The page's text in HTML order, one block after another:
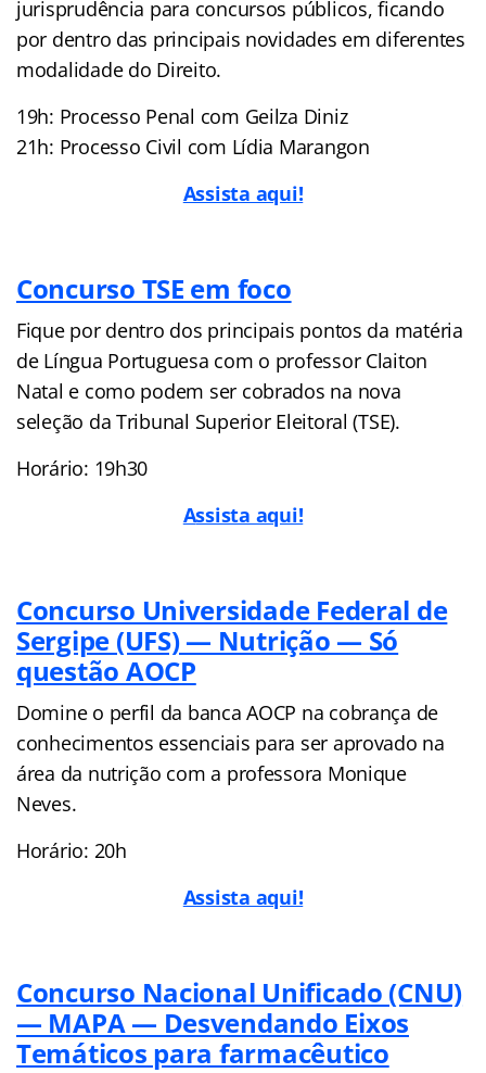
jurisprudência para concursos públicos, ficando
por dentro das principais novidades em diferentes
modalidade do Direito.
19h: Processo Penal com Geilza Diniz
21h: Processo Civil com Lídia Marangon
Assista aqui!
Concurso TSE em foco
Fique por dentro dos principais pontos da matéria
de Língua Portuguesa com o professor Claiton
Natal e como podem ser cobrados na nova
seleção da Tribunal Superior Eleitoral (TSE).
Horário: 19h30
Assista aqui!
Concurso Universidade Federal de
Sergipe (UFS) — Nutrição — Só
questão AOCP
Domine o perfil da banca AOCP na cobrança de
conhecimentos essenciais para ser aprovado na
área da nutrição com a professora Monique
Neves.
Horário: 20h
Assista aqui!
Concurso Nacional Unificado (CNU)
— MAPA — Desvendando Eixos
Temáticos para farmacêutico